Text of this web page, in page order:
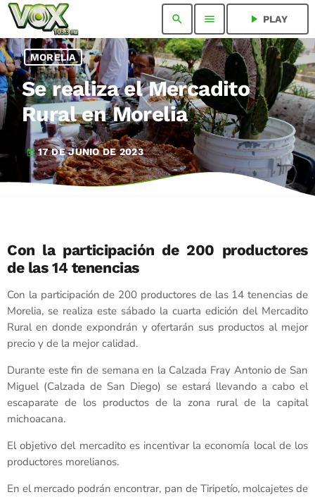
search menu play_arrow PLAY
MORELIA
Se realiza el Mercadito
Rural en Morelia
today 17 DE JUNIO DE 2023
Con la participación de 200 productores
de las 14 tenencias
Con la participación de 200 productores de las 14 tenencias de
Morelia, se realiza este sábado la cuarta edición del Mercadito
Rural en donde expondrán y ofertarán sus productos al mejor
precio y de la mejor calidad.
Durante este fin de semana en la Calzada Fray Antonio de San
Miguel (Calzada de San Diego) se estará llevando a cabo el
escaparate de los productos de la zona rural de la capital
michoacana.
El objetivo del mercadito es incentivar la economía local de los
productores morelianos.
En el mercado podrán encontrar, pan de Tiripetío, molcajetes de